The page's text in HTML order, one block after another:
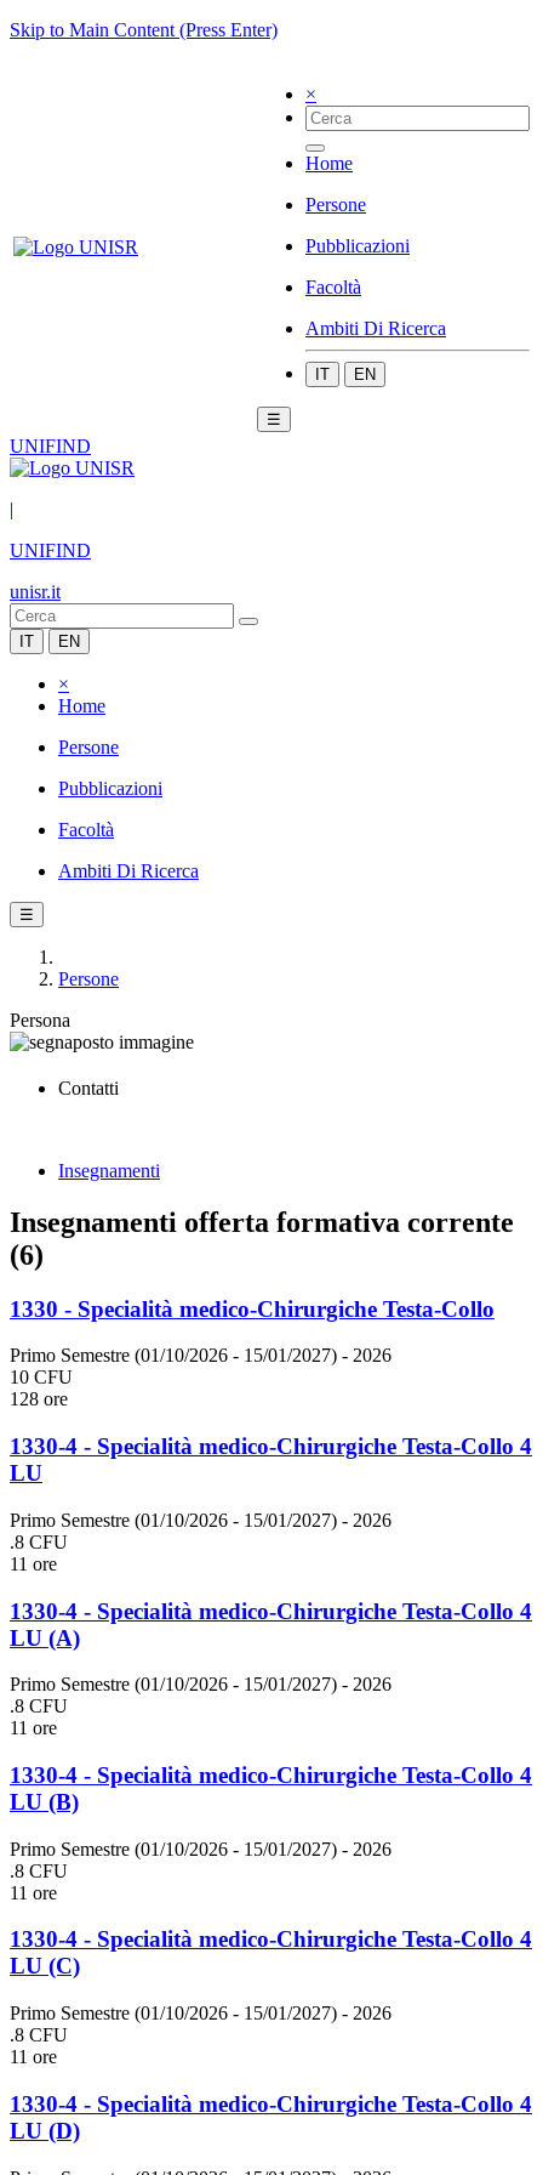
Skip to Main Content (Press Enter)
×
Home
Persone
Pubblicazioni
Facoltà
Ambiti Di Ricerca
IT EN
☰
UNIFIND
|
UNIFIND
unisr.it
IT EN
×
Home
Persone
Pubblicazioni
Facoltà
Ambiti Di Ricerca
☰
Persone
Persona
Contatti
Insegnamenti
Insegnamenti offerta formativa corrente
(6)
1330 - Specialità medico-Chirurgiche Testa-Collo
Primo Semestre (01/10/2026 - 15/01/2027) - 2026
10 CFU
128 ore
1330-4 - Specialità medico-Chirurgiche Testa-Collo 4
LU
Primo Semestre (01/10/2026 - 15/01/2027) - 2026
.8 CFU
11 ore
1330-4 - Specialità medico-Chirurgiche Testa-Collo 4
LU (A)
Primo Semestre (01/10/2026 - 15/01/2027) - 2026
.8 CFU
11 ore
1330-4 - Specialità medico-Chirurgiche Testa-Collo 4
LU (B)
Primo Semestre (01/10/2026 - 15/01/2027) - 2026
.8 CFU
11 ore
1330-4 - Specialità medico-Chirurgiche Testa-Collo 4
LU (C)
Primo Semestre (01/10/2026 - 15/01/2027) - 2026
.8 CFU
11 ore
1330-4 - Specialità medico-Chirurgiche Testa-Collo 4
LU (D)